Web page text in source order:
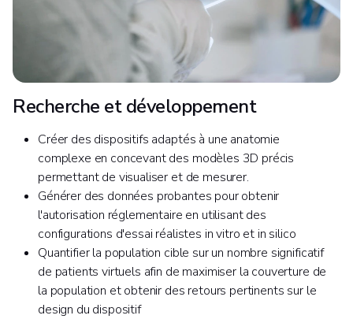
Recherche et développement
Créer des dispositifs adaptés à une anatomie
complexe en concevant des modèles 3D précis
permettant de visualiser et de mesurer.
Générer des données probantes pour obtenir
l'autorisation réglementaire en utilisant des
configurations d'essai réalistes in vitro et in silico
Quantifier la population cible sur un nombre significatif
de patients virtuels afin de maximiser la couverture de
la population et obtenir des retours pertinents sur le
design du dispositif